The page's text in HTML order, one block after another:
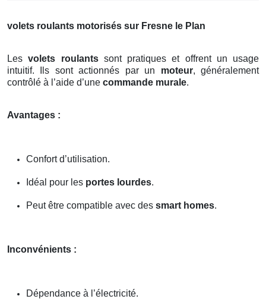
volets roulants motorisés sur Fresne le Plan
Lesvolets roulantssont pratiques et offrent un usage
intuitif. Ils sont actionnés par un moteur, généralement
contrôlé à l’aide d’une commande murale.
Avantages :
Confort d’utilisation.
Idéal pour les portes lourdes.
Peut être compatible avec des smart homes.
Inconvénients :
Dépendance à l’électricité.